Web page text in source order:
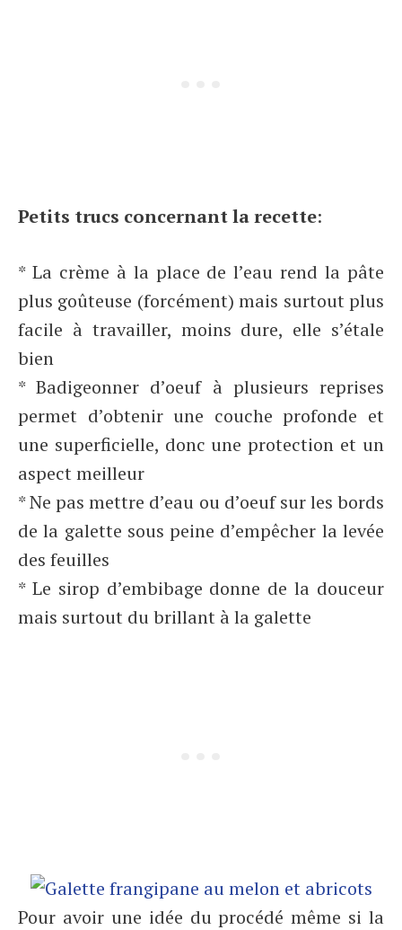
Petits trucs concernant la recette:
* La crème à la place de l’eau rend la pâte
plus goûteuse (forcément) mais surtout plus
facile à travailler, moins dure, elle s’étale
bien
* Badigeonner d’oeuf à plusieurs reprises
permet d’obtenir une couche profonde et
une superficielle, donc une protection et un
aspect meilleur
* Ne pas mettre d’eau ou d’oeuf sur les bords
de la galette sous peine d’empêcher la levée
des feuilles
* Le sirop d’embibage donne de la douceur
mais surtout du brillant à la galette
Pour avoir une idée du procédé même si la